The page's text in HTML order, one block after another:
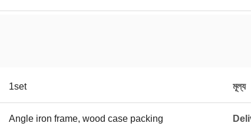
1set মূল্য
Angle iron frame, wood case packing